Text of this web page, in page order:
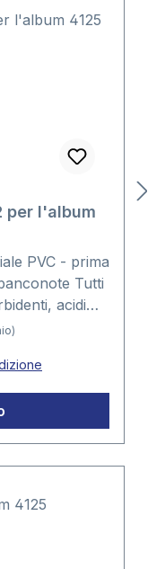
per l'album
PVC - prima
Tutti
acidi
x 250 mm con
182 x 125
(tasca
da